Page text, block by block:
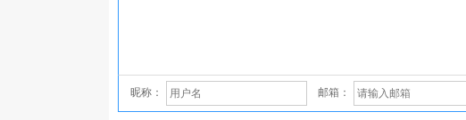
昵称： 邮箱：